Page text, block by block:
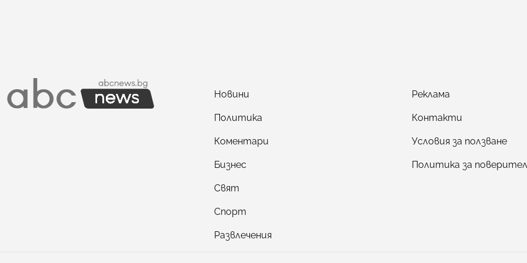
Новини
Политика
Коментари
Бизнес
Свят
Спорт
Развлечения
Реклама
Контакти
Условия за ползване
Политика за